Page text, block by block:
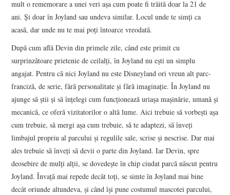
mult o rememorare a unei veri așa cum poate fi trăită doar la 21 de
ani. Și doar în Joyland sau undeva similar. Locul unde te simți ca
acasă, dar unde nu te mai poți întoarce vreodată.
După cum află Devin din primele zile, când este primit cu
surprinzătoare prietenie de ceilalți, în Joyland nu ești un simplu
angajat. Pentru că nici Joyland nu este Disneyland ori vreun alt parc-
franciză, de serie, fără personalitate și fără imaginație. În Joyland nu
ajunge să știi și să înțelegi cum funcționează uriașa mașinărie, umană și
mecanică, ce oferă vizitatorilor o altă lume. Aici trebuie să vorbești așa
cum trebuie, să mergi așa cum trebuie, să te adaptezi, să înveți
limbajul propriu al parcului și regulile sale, scrise și nescrise. Dar mai
ales trebuie să înveți să devii o parte din Joyland. Iar Devin, spre
deosebire de mulți alții, se dovedește în chip ciudat parcă născut pentru
Joyland. Învață mai repede decât toți, se simte în Joyland mai bine
decât oriunde altundeva, și când își pune costumul mascotei parcului,